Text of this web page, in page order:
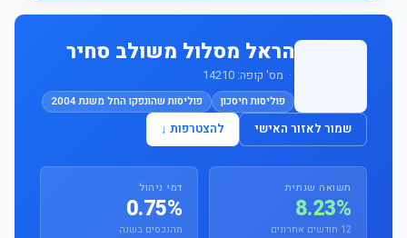
הראל מסלול משולב סחיר
· מס' קופה: 14210
פוליסות חיסכון פוליסות שהונפקו החל משנת 2004
שמור לאזור האישי להצטרפות ↓
תשואה שנתית
8.23%
12 חודשים אחרונים
דמי ניהול
0.75%
מהנכסים בשנה